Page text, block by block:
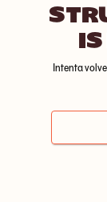
Intenta